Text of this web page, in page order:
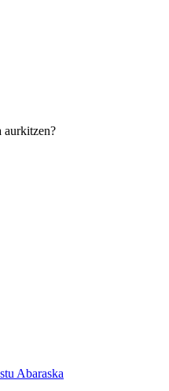
aurkitzen?
Abaraska